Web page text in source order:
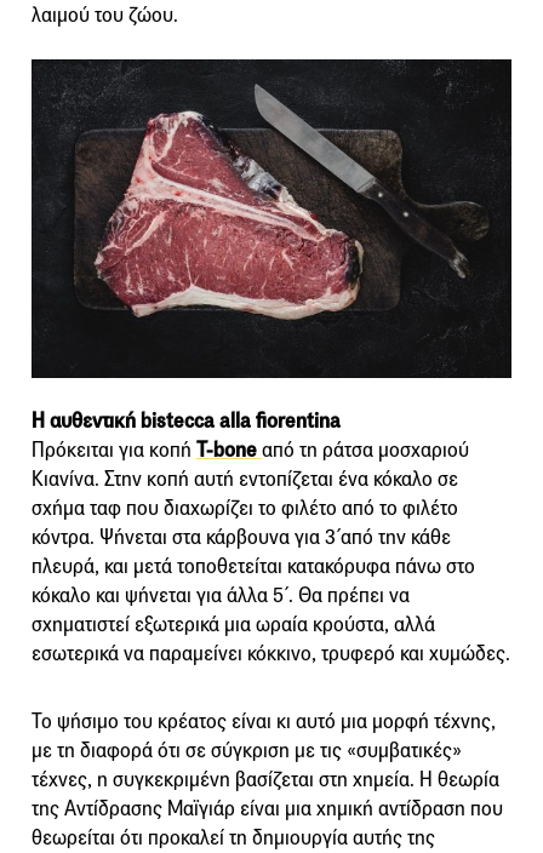
λαιμού του ζώου.
Η αυθεντική bistecca alla fiorentina
Πρόκειται για κοπή T-boneαπό τη ράτσα μοσχαριού
Κιανίνα. Στην κοπή αυτή εντοπίζεται ένα κόκαλο σε
σχήμα ταφ που διαχωρίζει το φιλέτο από το φιλέτο
κόντρα. Ψήνεται στα κάρβουνα για 3΄από την κάθε
πλευρά, και μετά τοποθετείται κατακόρυφα πάνω στο
κόκαλο και ψήνεται για άλλα 5΄. Θα πρέπει να
σχηματιστεί εξωτερικά μια ωραία κρούστα, αλλά
εσωτερικά να παραμείνει κόκκινο, τρυφερό και χυμώδες.
Το ψήσιμο του κρέατος είναι κι αυτό μια μορφή τέχνης,
με τη διαφορά ότι σε σύγκριση με τις «συμβατικές»
τέχνες, η συγκεκριμένη βασίζεται στη χημεία. Η θεωρία
της Αντίδρασης Μαϊγιάρ είναι μια χημική αντίδραση που
θεωρείται ότι προκαλεί τη δημιουργία αυτής της